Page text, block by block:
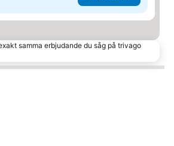
samma erbjudande du såg på trivago